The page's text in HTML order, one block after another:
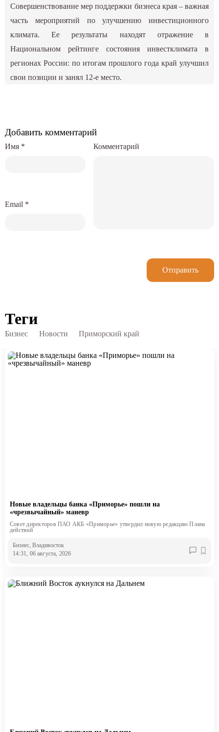
Совершенствование мер поддержки бизнеса края – важная
часть мероприятий по улучшению инвестиционного
климата. Ее результаты находят отражение в
Национальном рейтинге состояния инвестклимата в
регионах России: по итогам прошлого года край улучшил
свои позиции и занял 12-е место.
Добавить комментарий
Комментарий
Имя *
Email *
Отправить
Теги
Бизнес Новости Приморский край
Новые владельцы банка «Приморье» пошли на
«чрезвычайный» маневр
Совет директоров ПАО АКБ «Приморье» утвердил новую редакцию Плана
действий
Бизнес, Владивосток
14:31, 06 августа, 2026